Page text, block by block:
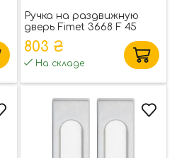
Ручка на раздвижную
дверь Fimet 3668 F 45
античное железо (47068)
803 ₴
На складе